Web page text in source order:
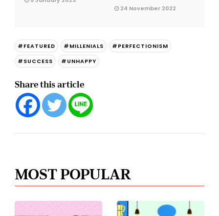
24 November 2022
#FEATURED #MILLENIALS
#PERFECTIONISM
#SUCCESS
#UNHAPPY
Share this article
MOST POPULAR